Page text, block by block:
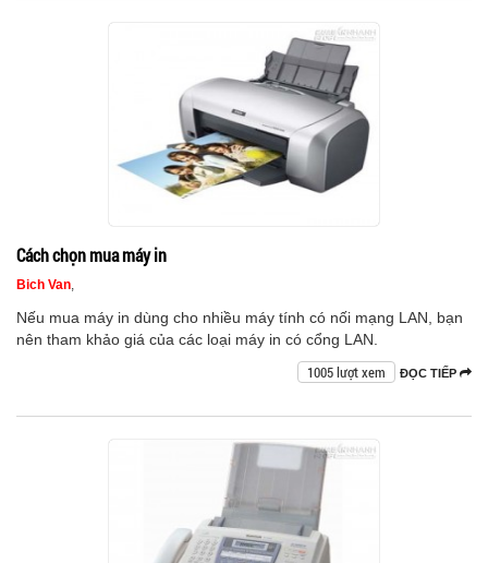
Cách chọn mua máy in
Bich Van,
Nếu mua máy in dùng cho nhiều máy tính có nối mạng LAN, bạn
nên tham khảo giá của các loại máy in có cổng LAN.
ĐỌC TIẾP
1005 lượt xem